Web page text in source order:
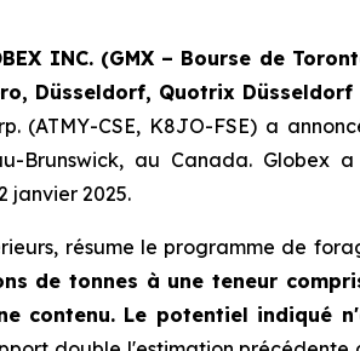
INC. (GMX – Bourse de
Düsseldorf, Quotrix Düsseldorf
(ATMY-CSE, K8JO-FSE) a
au Canada. Globex
janvier 2025.
résume le programme de
de tonnes à une teneur
contenu. Le potentiel indiqué